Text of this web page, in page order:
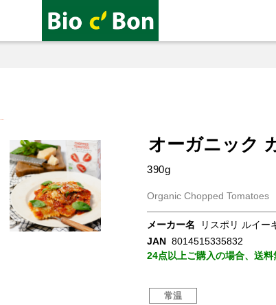
オーガニック
390g
Organic Chopped Tomatoes
メーカー名
リスポリ ルイー
JAN 8014515335832
24点以上ご購入の場合、送料
常温